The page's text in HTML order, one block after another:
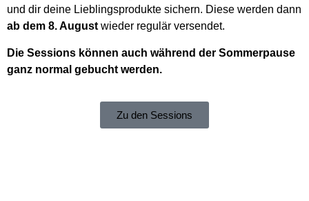
und dir deine Lieblingsprodukte sichern. Diese werden dann
ab dem 8. August wieder regulär versendet.
Die Sessions können auch während der Sommerpause
ganz normal gebucht werden.
Zu den Sessions